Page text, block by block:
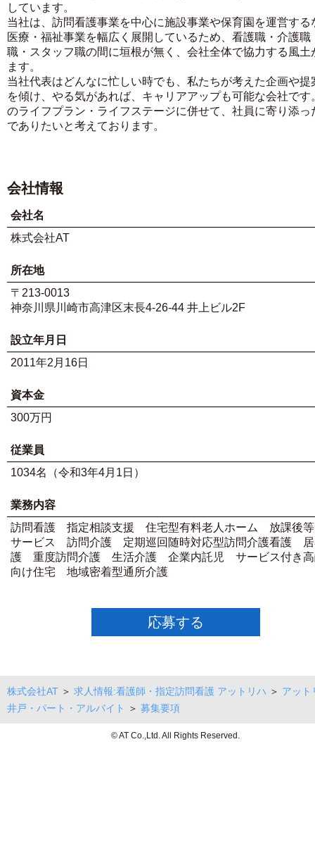
しています。
当社は、訪問看護事業を中心に施設事業や保育園を運営する
医療・福祉事業を幅広く展開しているため、看護職・介護職
職・スタッフ職の間に垣根が無く、会社全体で協力する風土
ます。
当社代表はどんなに忙しい時でも、私たちが考えた企画や提
を傾け、やる気があれば、キャリアアップも可能な会社です
のライフプラン・ライフステージに併せて、社員に寄り添っ
でありたいと考えております。
会社情報
会社名
株式会社AT
所在地
〒213-0013
神奈川県川崎市高津区末長4-26-44 井上ビル2F
設立年月日
2011年2月16日
資本金
300万円
従業員
1034名（令和3年4月1日）
業務内容
訪問看護 指定相談支援 住宅型有料老人ホーム 放課後等
サービス 訪問介護 定期巡回随時対応型訪問介護看護 居
護 重度訪問介護 生活介護 企業内託児 サービス付き高
向け住宅 地域密着型通所介護
応募する
株式会社AT ＞ 求人情報:看護師・指定訪問看護 アットリハ ＞ アット
井戸・パート・アルバイト
＞ 募集要項
© AT Co.,Ltd. All Rights Reserved.